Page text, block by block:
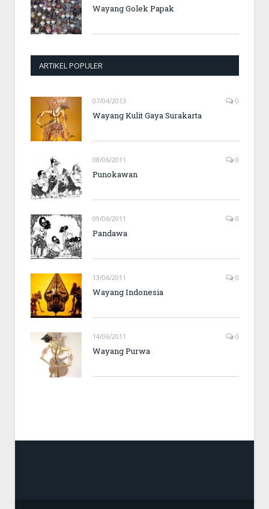
Wayang Golek Papak
ARTIKEL POPULER
07/04/2013 0
Wayang Kulit Gaya Surakarta
08/06/2011 0
Punokawan
09/06/2011 0
Pandawa
13/06/2011 0
Wayang Indonesia
14/06/2011 0
Wayang Purwa